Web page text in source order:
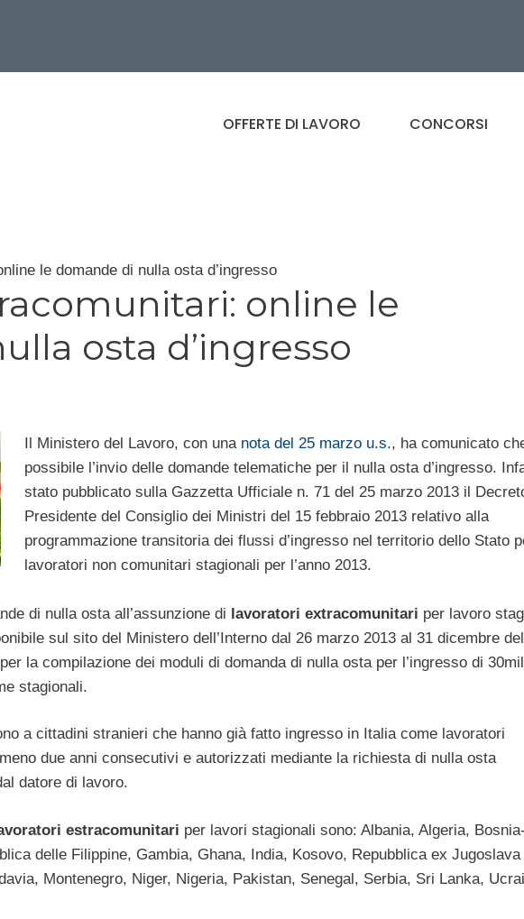
OFFERTE DI LAVORO CONCORSI
le domande di nulla osta d’ingresso
online le
osta d’ingresso
Il Ministero del Lavoro, con unanota del 25 marzo u.s., ha comunicato
possibile l’invio delle domande telematiche per il nulla osta d’ingresso.
stato pubblicato sulla Gazzetta Ufficiale n. 71 del 25 marzo 2013 il
Presidente del Consiglio dei Ministri del 15 febbraio 2013 relativo alla
programmazione transitoria dei flussi d’ingresso nel territorio dello Stato
lavoratori non comunitari stagionali per l’anno 2013.
di nulla osta all’assunzione di lavoratori extracomunitari per lavoro
sul sito del Ministero dell’Interno dal 26 marzo 2013 al 31 dicembre
la compilazione dei moduli di domanda di nulla osta per l’ingresso di
stagionali.
a cittadini stranieri che hanno già fatto ingresso in Italia come lavoratori
due anni consecutivi e autorizzati mediante la richiesta di nulla osta
datore di lavoro.
estracomunitari per lavori stagionali sono: Albania, Algeria, Bosnia-
delle Filippine, Gambia, Ghana, India, Kosovo, Repubblica ex Jugoslava
Montenegro, Niger, Nigeria, Pakistan, Senegal, Serbia, Sri Lanka,